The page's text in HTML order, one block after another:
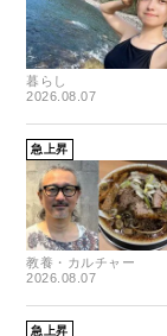
暮らし
2026.08.07
急上昇
教養・カルチャー
2026.08.07
急上昇